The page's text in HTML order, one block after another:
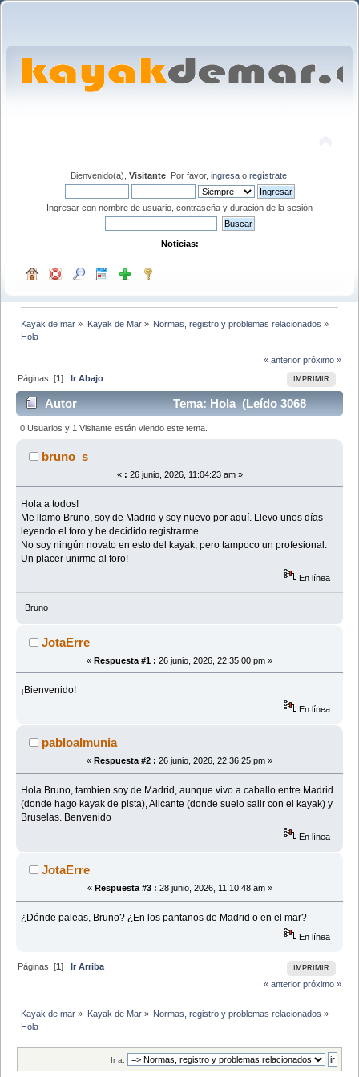
Bienvenido(a), Visitante. Por favor, ingresao regístrate.
Ingresar con nombre de usuario, contraseña y duración de la sesión
Noticias:
Kayak de mar » Kayak de Mar» Normas, registro y problemas relacionados »
Hola
« anterior próximo »
IMPRIMIR
Páginas: [1]Ir Abajo
Autor
Tema: Hola (Leído 3068
veces)
0 Usuarios y 1 Visitante están viendo este tema.
bruno_s
« : 26 junio, 2026, 11:04:23 am »
Hola a todos!
Me llamo Bruno, soy de Madrid y soy nuevo por aquí. Llevo unos días
leyendo el foro y he decidido registrarme.
No soy ningún novato en esto del kayak, pero tampoco un profesional.
Un placer unirme al foro!
En línea
Bruno
JotaErre
« Respuesta #1 : 26 junio, 2026, 22:35:00 pm »
¡Bienvenido!
En línea
pabloalmunia
« Respuesta #2 : 26 junio, 2026, 22:36:25 pm »
Hola Bruno, tambien soy de Madrid, aunque vivo a caballo entre Madrid
(donde hago kayak de pista), Alicante (donde suelo salir con el kayak) y
Bruselas. Benvenido
En línea
JotaErre
« Respuesta #3 : 28 junio, 2026, 11:10:48 am »
¿Dónde paleas, Bruno? ¿En los pantanos de Madrid o en el mar?
En línea
IMPRIMIR
Páginas: [1]
Ir Arriba
« anterior próximo »
Kayak de mar » Kayak de Mar» Normas, registro y problemas relacionados »
Hola
Ir a: